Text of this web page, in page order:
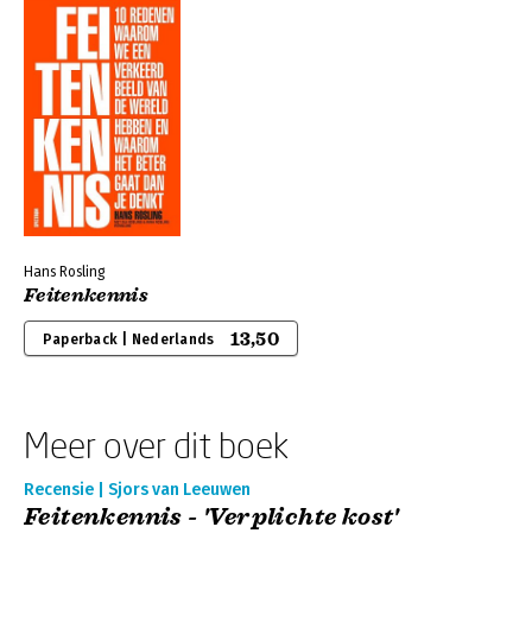
Hans Rosling
Feitenkennis
Paperback | Nederlands 13,50
Meer over dit boek
Recensie | Sjors van Leeuwen
Feitenkennis - 'Verplichte kost'